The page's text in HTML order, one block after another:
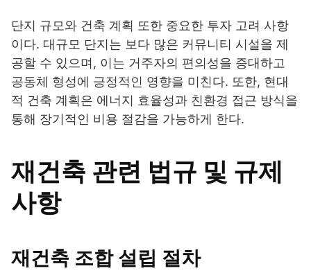
단지 규모와 건축 계획 또한 중요한 투자 고려 사항
이다. 대규모 단지는 보다 많은 커뮤니티 시설을 제
공할 수 있으며, 이는 거주자의 편의성을 증대하고
공동체 형성에 긍정적인 영향을 미친다. 또한, 현대
적 건축 계획은 에너지 효율성과 친환경 접근 방식을
통해 장기적인 비용 절감을 가능하게 한다.
재건축 관련 법규 및 규제
사항
재건축 조합 설립 절차